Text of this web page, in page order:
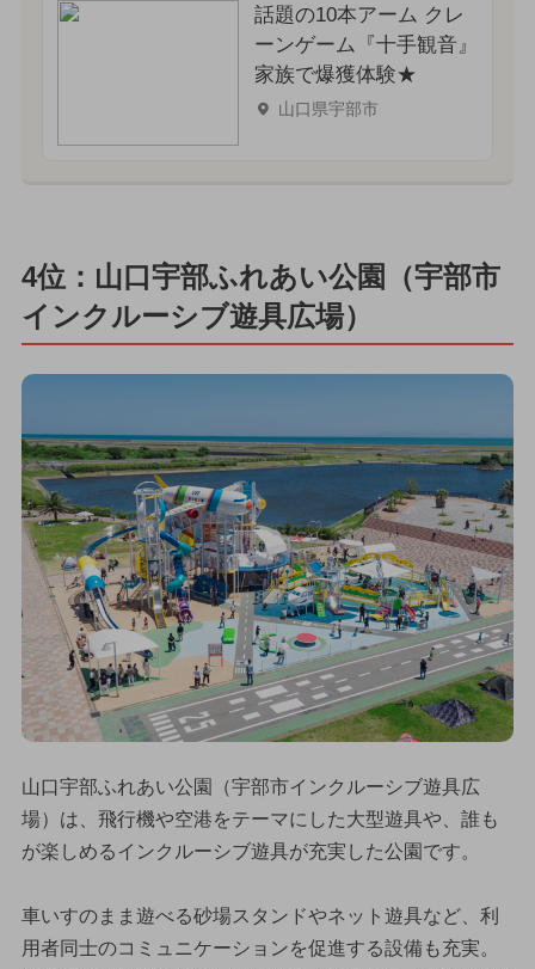
話題の10本アーム クレ
ーンゲーム『十手観音』
家族で爆獲体験★
山口県宇部市
4位：山口宇部ふれあい公園（宇部市
インクルーシブ遊具広場）
山口宇部ふれあい公園（宇部市インクルーシブ遊具広
場）は、飛行機や空港をテーマにした大型遊具や、誰も
が楽しめるインクルーシブ遊具が充実した公園です。
車いすのまま遊べる砂場スタンドやネット遊具など、利
用者同士のコミュニケーションを促進する設備も充実。